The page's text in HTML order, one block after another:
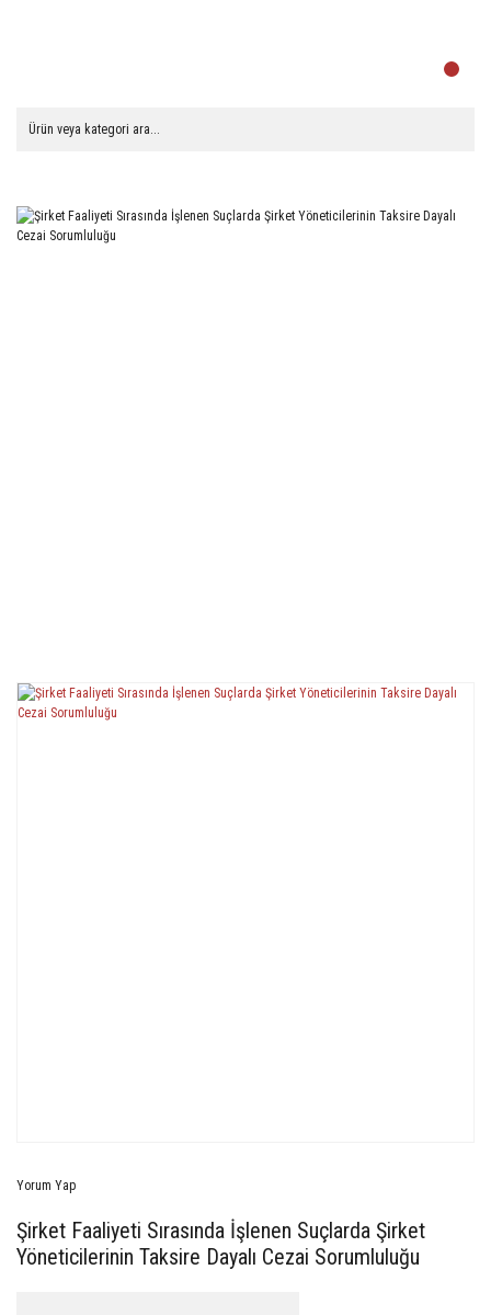
Yorum Yap
Şirket Faaliyeti Sırasında İşlenen Suçlarda Şirket
Yöneticilerinin Taksire Dayalı Cezai Sorumluluğu